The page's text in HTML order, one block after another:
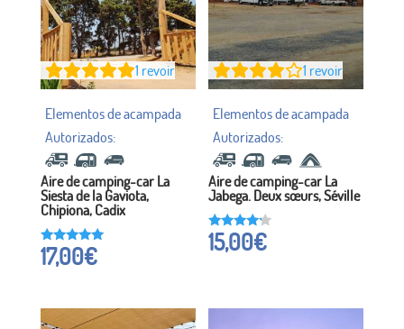
1 revoir
Aire de camping-car La
Siesta de la Gaviota,
Chipiona, Cadix
Noté à
5h00
17,00€
1 revoir
Aire de camping-car La
Jabega. Deux sœurs, Séville
Noté à
16h00
15,00€